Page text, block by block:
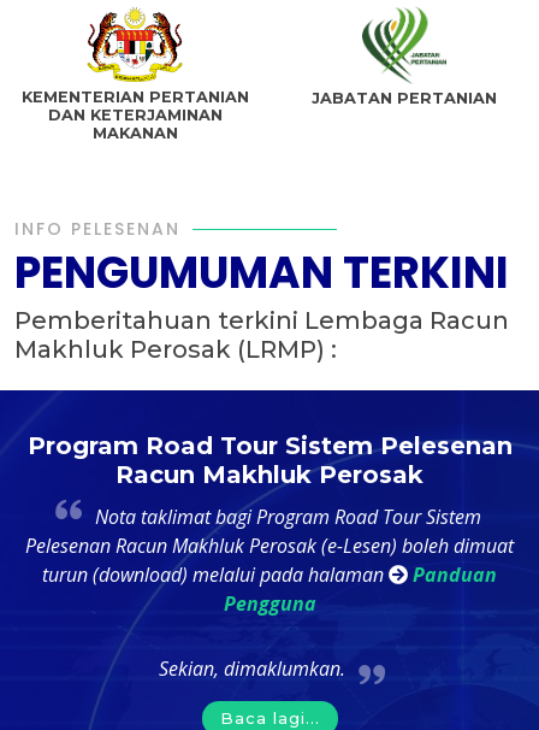
KEMENTERIAN PERTANIAN
DAN KETERJAMINAN
MAKANAN
JABATAN PERTANIAN
INFO PELESENAN
PENGUMUMAN TERKINI
Pemberitahuan terkini Lembaga Racun
Makhluk Perosak (LRMP) :
Tour Sistem Pelesenan
Makhluk Perosak
bagi Program Road Tour Sistem
Perosak (e-Lesen) boleh dimuat
melalui pada halaman
Panduan
dimaklumkan.
Baca lagi...
Kursus Asas
Dimaklumkan
semua
untuk penjualan
Kegagalan untuk